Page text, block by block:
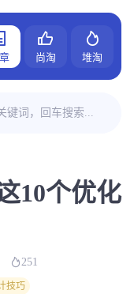
尚淘 堆淘
10个优化
251
技巧